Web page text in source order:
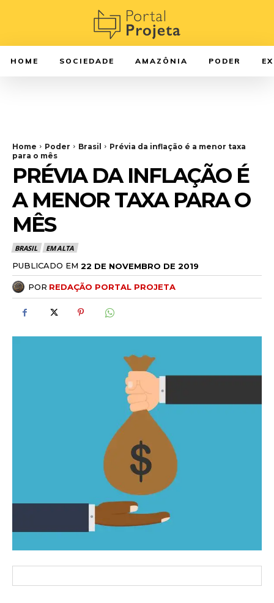
HOME SOCIEDADE AMAZÔNIA PODER
Home Poder Brasil
Prévia da inflação é a menor taxa
para o mês
PRÉVIA DA INFLAÇÃO É
A MENOR TAXA PARA O
MÊS
BRASIL EM ALTA
PUBLICADO EM 22 DE NOVEMBRO DE 2019
POR REDAÇÃO PORTAL PROJETA